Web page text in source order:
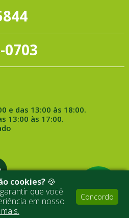
0703
e das 13:00 às 18:00.
13:00 às 17:00.
por Medialine
cookies? 🍪
que você
em nosso
Concordo